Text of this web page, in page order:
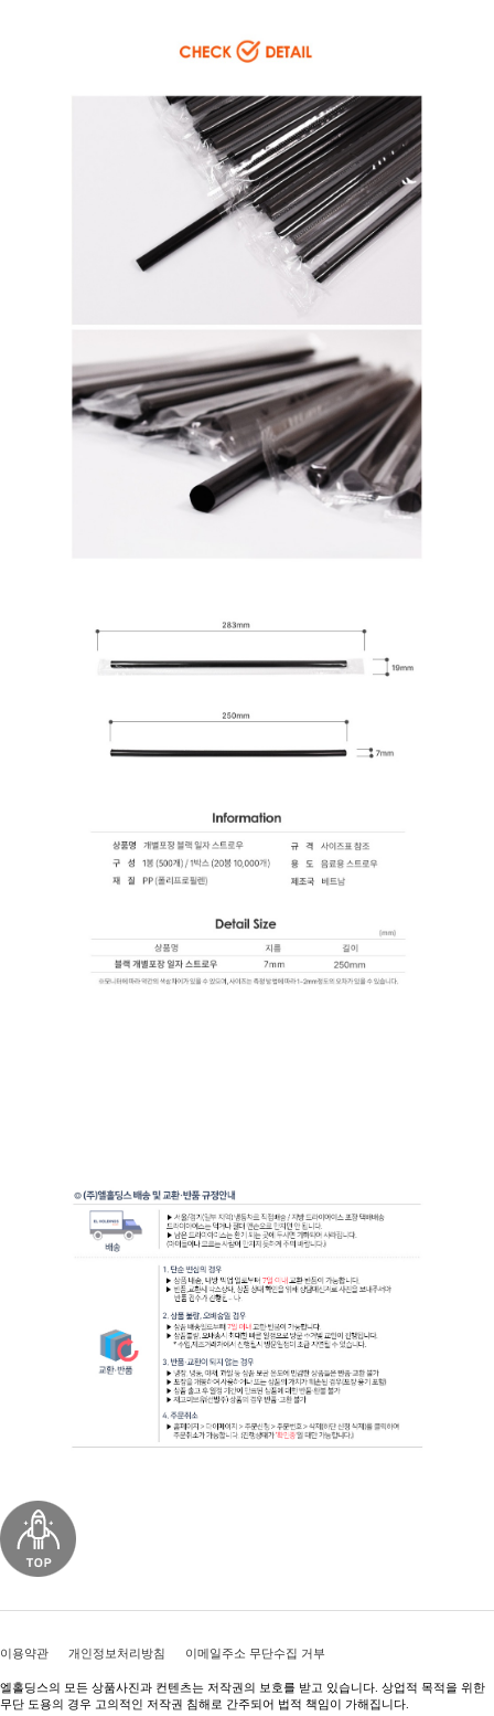
이용약관 개인정보처리방침 이메일주소 무단수집 거부
엘홀딩스의 모든 상품사진과 컨텐츠는 저작권의 보호를 받고 있습니다. 상업적 목적을 위한
무단 도용의 경우 고의적인 저작권 침해로 간주되어 법적 책임이 가해집니다.